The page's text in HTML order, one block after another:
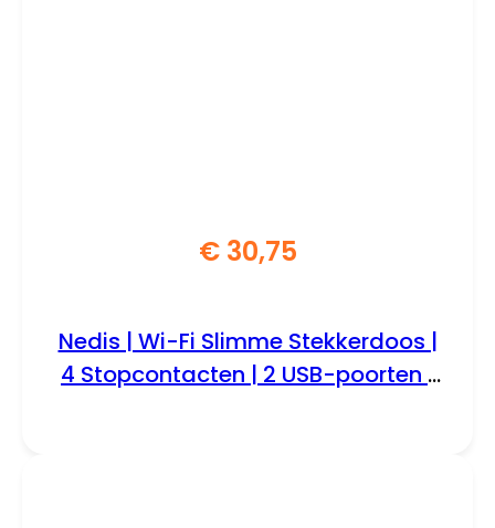
€30,75
Nedis | Wi-Fi Slimme Stekkerdoos |
4 Stopcontacten | 2 USB-poorten |